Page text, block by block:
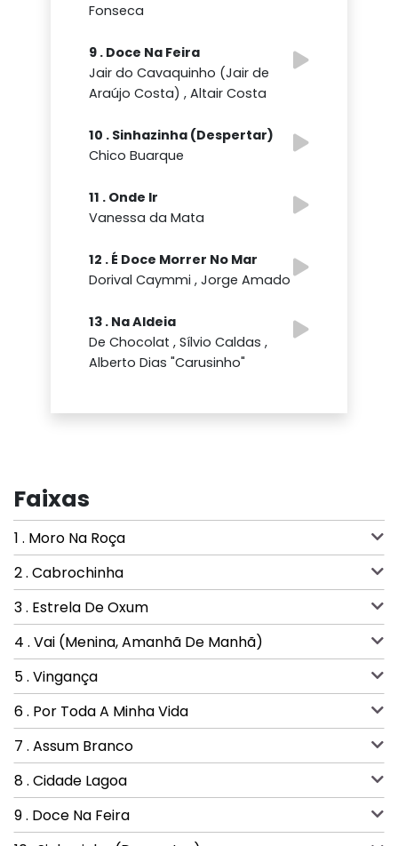
Fonseca
9 . Doce Na Feira
Jair do Cavaquinho (Jair de
Araújo Costa) , Altair Costa
10 . Sinhazinha (Despertar)
Chico Buarque
11 . Onde Ir
Vanessa da Mata
12 . É Doce Morrer No Mar
Dorival Caymmi , Jorge Amado
13 . Na Aldeia
De Chocolat , Sílvio Caldas ,
Alberto Dias "Carusinho"
Faixas
1 . Moro Na Roça
2 . Cabrochinha
3 . Estrela De Oxum
4 . Vai (Menina, Amanhã De Manhã)
5 . Vingança
6 . Por Toda A Minha Vida
7 . Assum Branco
8 . Cidade Lagoa
9 . Doce Na Feira